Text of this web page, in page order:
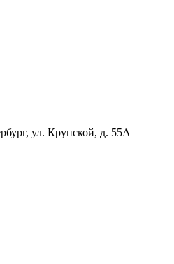
ул. Крупской, д. 55А